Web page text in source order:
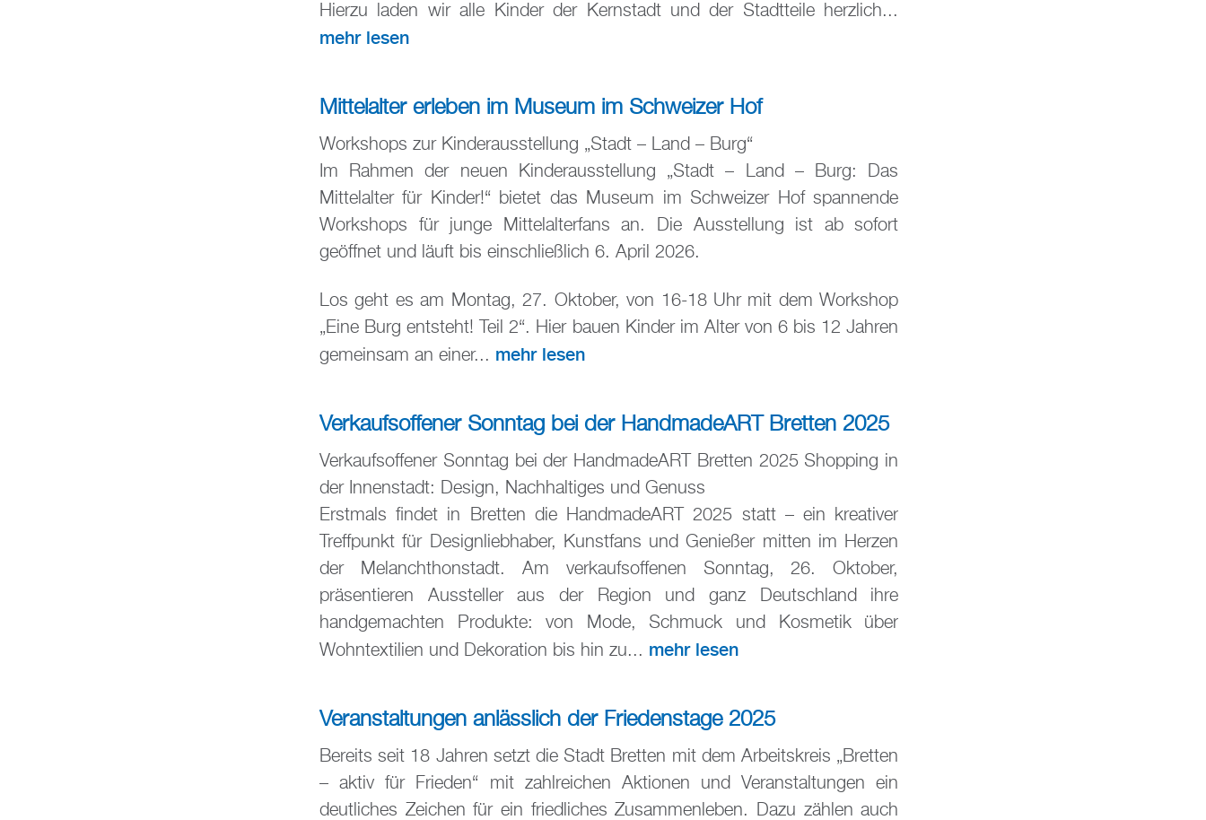
Hierzu laden wir alle Kinder der Kernstadt und der Stadtteile herzlich...
mehr lesen
Mittelalter erleben im Museum im Schweizer Hof
Workshops zur Kinderausstellung „Stadt – Land – Burg“
Im Rahmen der neuen Kinderausstellung „Stadt – Land – Burg: Das
Mittelalter für Kinder!“ bietet das Museum im Schweizer Hof spannende
Workshops für junge Mittelalterfans an. Die Ausstellung ist ab sofort
geöffnet und läuft bis einschließlich 6. April 2026.
Los geht es am Montag, 27. Oktober, von 16-18 Uhr mit dem Workshop
„Eine Burg entsteht! Teil 2“. Hier bauen Kinder im Alter von 6 bis 12 Jahren
gemeinsam an einer... mehr lesen
Verkaufsoffener Sonntag bei der HandmadeART Bretten 2025
Verkaufsoffener Sonntag bei der HandmadeART Bretten 2025 Shopping in
der Innenstadt: Design, Nachhaltiges und Genuss
Erstmals findet in Bretten die HandmadeART 2025 statt – ein kreativer
Treffpunkt für Designliebhaber, Kunstfans und Genießer mitten im Herzen
der Melanchthonstadt. Am verkaufsoffenen Sonntag, 26. Oktober,
präsentieren Aussteller aus der Region und ganz Deutschland ihre
handgemachten Produkte: von Mode, Schmuck und Kosmetik über
Wohntextilien und Dekoration bis hin zu... mehr lesen
Veranstaltungen anlässlich der Friedenstage 2025
Bereits seit 18 Jahren setzt die Stadt Bretten mit dem Arbeitskreis „Bretten
– aktiv für Frieden“ mit zahlreichen Aktionen und Veranstaltungen ein
deutliches Zeichen für ein friedliches Zusammenleben. Dazu zählen auch